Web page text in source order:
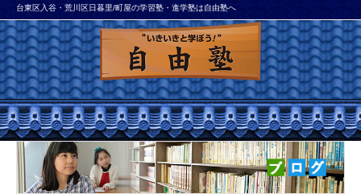
台東区入谷・荒川区日暮里/町屋の学習塾・進学塾は自由塾へ